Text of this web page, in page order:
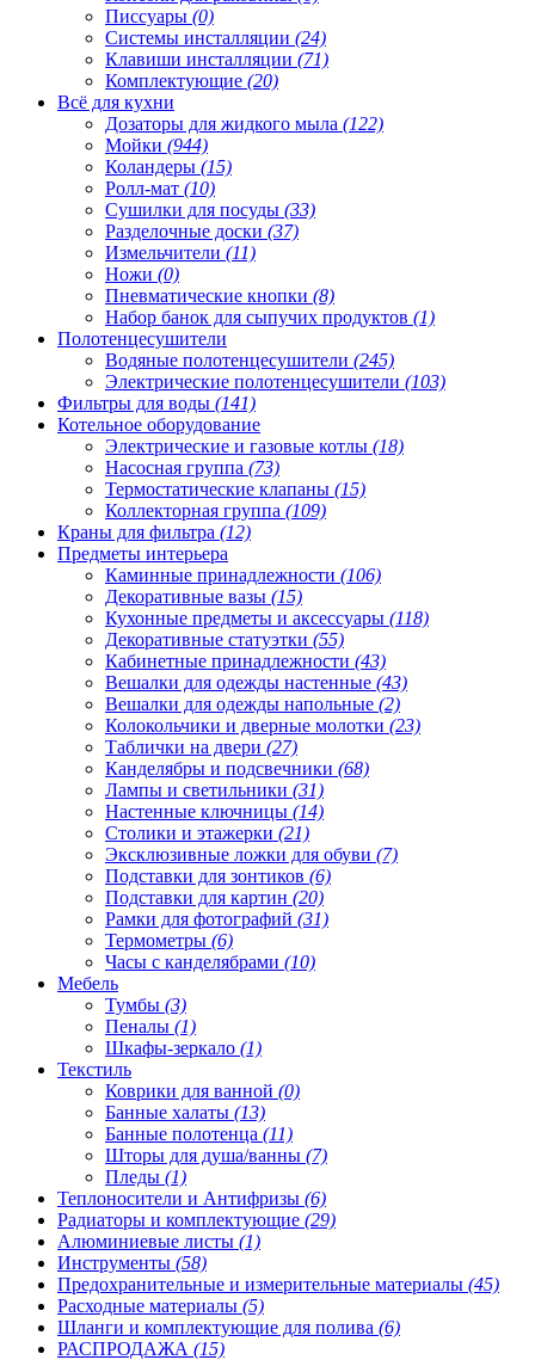
Писсуары (0)
Системы инсталляции (24)
Клавиши инсталляции (71)
Комплектующие (20)
Всё для кухни
Дозаторы для жидкого мыла (122)
Мойки (944)
Коландеры (15)
Ролл-мат (10)
Сушилки для посуды (33)
Разделочные доски (37)
Измельчители (11)
Ножи (0)
Пневматические кнопки (8)
Набор банок для сыпучих продуктов (1)
Полотенцесушители
Водяные полотенцесушители (245)
Электрические полотенцесушители (103)
Фильтры для воды (141)
Котельное оборудование
Электрические и газовые котлы (18)
Насосная группа (73)
Термостатические клапаны (15)
Коллекторная группа (109)
Краны для фильтра (12)
Предметы интерьера
Каминные принадлежности (106)
Декоративные вазы (15)
Кухонные предметы и аксессуары (118)
Декоративные статуэтки (55)
Кабинетные принадлежности (43)
Вешалки для одежды настенные (43)
Вешалки для одежды напольные (2)
Колокольчики и дверные молотки (23)
Таблички на двери (27)
Канделябры и подсвечники (68)
Лампы и светильники (31)
Настенные ключницы (14)
Столики и этажерки (21)
Эксклюзивные ложки для обуви (7)
Подставки для зонтиков (6)
Подставки для картин (20)
Рамки для фотографий (31)
Термометры (6)
Часы с канделябрами (10)
Мебель
Тумбы (3)
Пеналы (1)
Шкафы-зеркало (1)
Текстиль
Коврики для ванной (0)
Банные халаты (13)
Банные полотенца (11)
Шторы для душа/ванны (7)
Пледы (1)
Теплоносители и Антифризы (6)
Радиаторы и комплектующие (29)
Алюминиевые листы (1)
Инструменты (58)
Предохранительные и измерительные материалы (45)
Расходные материалы (5)
Шланги и комплектующие для полива (6)
РАСПРОДАЖА (15)